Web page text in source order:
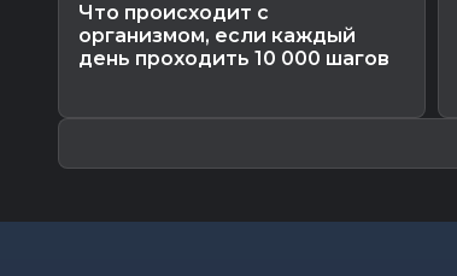
Что происходит с
организмом, если каждый
день проходить 10 000 шагов